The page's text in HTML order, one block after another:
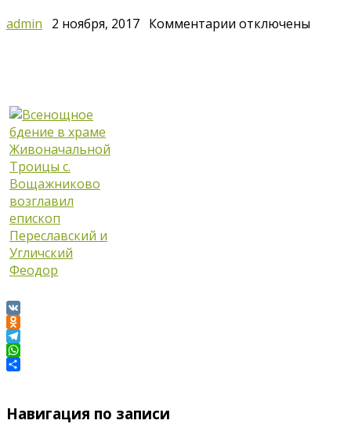
admin 2 ноября, 2017 Комментарии котключены
VK
Odnoklassniki
Telegram
WhatsApp
Навигация по записи